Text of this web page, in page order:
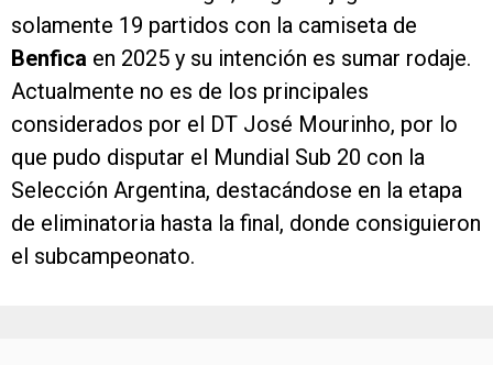
solamente 19 partidos con la camiseta de
Benfica en 2025 y su intención es sumar rodaje.
Actualmente no es de los principales
considerados por el DT José Mourinho, por lo
que pudo disputar el Mundial Sub 20 con la
Selección Argentina, destacándose en la etapa
de eliminatoria hasta la final, donde consiguieron
el subcampeonato.